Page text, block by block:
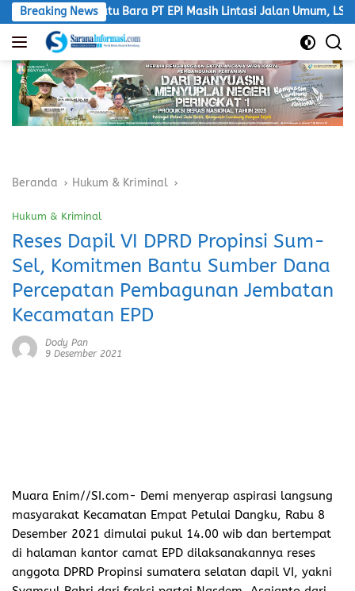
Langsung
ke
konten
Breaking News
Batu Bara PT EPI Masih Lintasi Jalan Umum, LSM Macan
Beranda Hukum & Kriminal
Hukum & Kriminal
Reses Dapil VI DPRD Propinsi Sum-
Sel, Komitmen Bantu Sumber Dana
Percepatan Pembagunan Jembatan
Kecamatan EPD
Dody Pan
9 Desember 2021
Muara Enim//SI.com- Demi menyerap aspirasi langsung
masyarakat Kecamatan Empat Petulai Dangku, Rabu 8
Desember 2021 dimulai pukul 14.00 wib dan bertempat
di halaman kantor camat EPD dilaksanakannya reses
anggota DPRD Propinsi sumatera selatan dapil VI, yakni